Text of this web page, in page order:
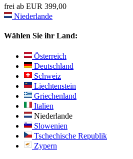
frei ab EUR 399,00
Niederlande
Wählen Sie ihr Land:
Österreich
Deutschland
Schweiz
Liechtenstein
Griechenland
Italien
Niederlande
Slowenien
Tschechische Republik
Zypern